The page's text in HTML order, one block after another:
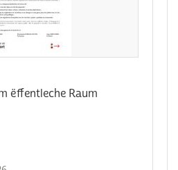
ëffentleche Raum